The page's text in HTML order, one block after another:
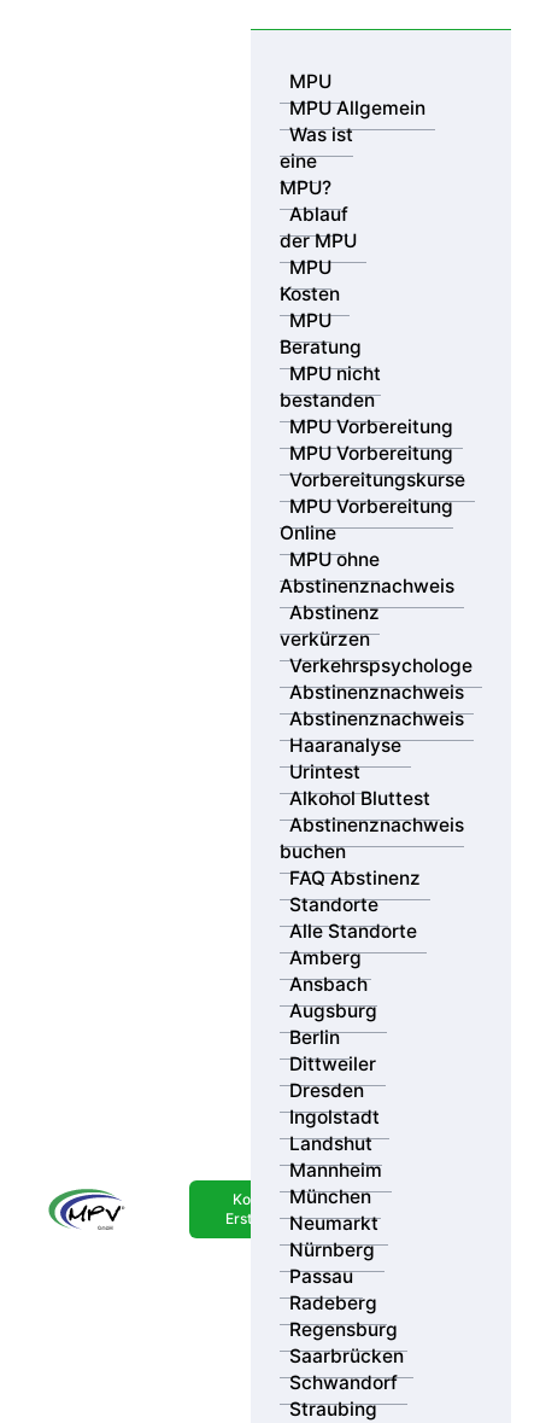
Kostenlose
Erstberatung
MPU
MPU Allgemein
Was ist
eine
MPU?
Ablauf
der MPU
MPU
Kosten
MPU
Beratung
MPU nicht
bestanden
MPU Vorbereitung
MPU Vorbereitung
Vorbereitungskurse
MPU Vorbereitung
Online
MPU ohne
Abstinenznachweis
Abstinenz
verkürzen
Verkehrspsychologe
Abstinenznachweis
Abstinenznachweis
Haaranalyse
Urintest
Alkohol Bluttest
Abstinenznachweis
buchen
FAQ Abstinenz
Standorte
Alle Standorte
Amberg
Ansbach
Augsburg
Berlin
Dittweiler
Dresden
Ingolstadt
Landshut
Mannheim
München
Neumarkt
Nürnberg
Passau
Radeberg
Regensburg
Saarbrücken
Schwandorf
Straubing